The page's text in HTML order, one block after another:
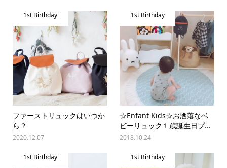
1st Birthday
ファーストリュックはいつか
ら？
2020.12.07
1st Birthday
☆Enfant Kids☆お洒落なベ
ビーリュック１歳誕生日プ...
2018.10.24
1st Birthday 1st Birthday